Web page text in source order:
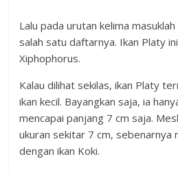
Lalu pada urutan kelima
salah satu daftarnya. Ikan Platy
Xiphophorus.
Kalau dilihat sekilas, ikan Platy
ikan kecil. Bayangkan saja, ia
mencapai panjang 7 cm saja.
ukuran sekitar 7 cm, sebenarnya
dengan ikan Koki.